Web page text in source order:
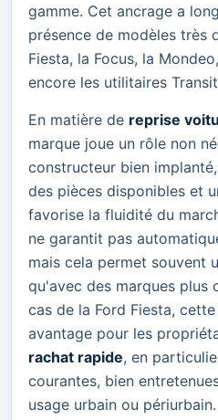
gamme. Cet ancrage a
présence de modèles très
Fiesta, la Focus, la
encore les utilitaires
En matière de reprise
marque joue un rôle non
constructeur bien
des pièces disponibles et
favorise la fluidité du
ne garantit pas
mais cela permet souvent
qu'avec des marques plus
cas de la Ford Fiesta,
avantage pour les
rachat rapide, en
courantes, bien
usage urbain ou périurbain.